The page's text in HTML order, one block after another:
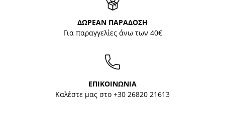
ΔΩΡΕΑΝ ΠΑΡΑΔΟΣΗ
Για παραγγελίες άνω των 40€
ΕΠΙΚΟΙΝΩΝΙΑ
Καλέστε μας στο +30 26820 21613